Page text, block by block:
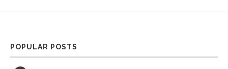
POPULAR POSTS